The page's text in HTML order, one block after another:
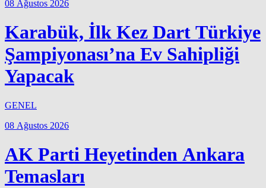
08 Ağustos 2026
Karabük, İlk Kez Dart Türkiye
Şampiyonası’na Ev Sahipliği
Yapacak
GENEL
08 Ağustos 2026
AK Parti Heyetinden Ankara
Temasları